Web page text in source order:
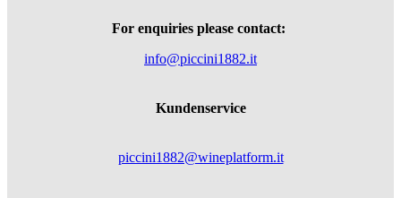
For enquiries please contact:
info@piccini1882.it
Kundenservice
piccini1882@wineplatform.it